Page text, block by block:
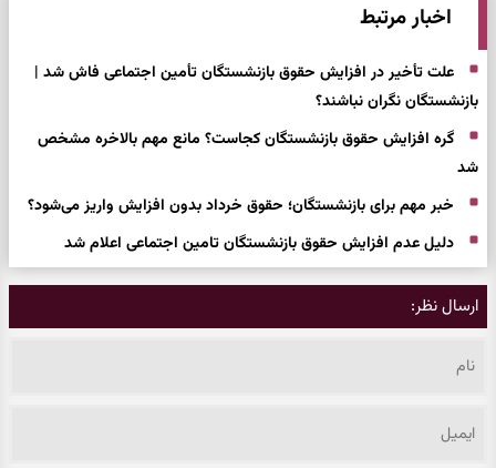
اخبار مرتبط
علت تأخیر در افزایش حقوق بازنشستگان تأمین اجتماعی فاش شد |
بازنشستگان نگران نباشند؟
گره افزایش حقوق بازنشستگان کجاست؟ مانع مهم بالاخره مشخص
شد
خبر مهم برای بازنشستگان؛ حقوق خرداد بدون افزایش واریز می‌شود؟
دلیل عدم افزایش حقوق بازنشستگان تامین اجتماعی اعلام شد
ارسال نظر: